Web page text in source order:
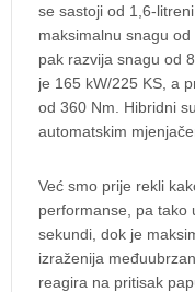
se sastoji od 1,6-
maksimalnu snagu
pak razvija snagu od
je 165 kW/225 KS, a
od 360 Nm. Hibridni
automatskim
Već smo prije rekli
performanse, pa tako
sekundi, dok je
izraženija
reagira na pritisak